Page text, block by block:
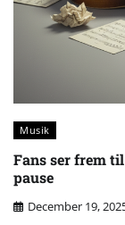
Musik
Fans ser frem
pause
December 19,